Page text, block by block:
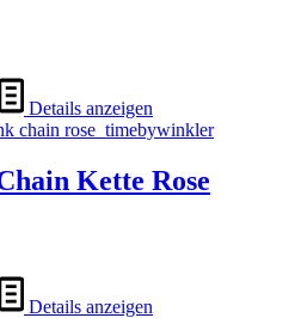
Details anzeigen
Kette Rose
Details anzeigen